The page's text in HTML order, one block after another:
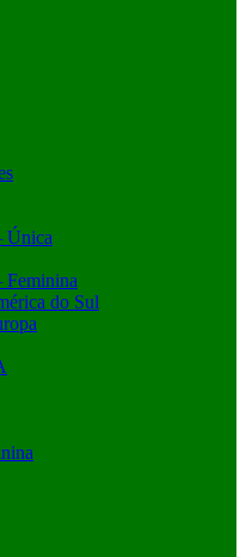
Única
Feminina
do Sul